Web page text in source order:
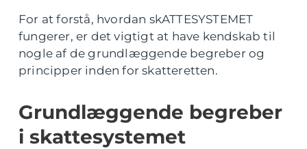
For at forstå, hvordan skATTESYSTEMET
fungerer, er det vigtigt at have kendskab til
nogle af de grundlæggende begreber og
principper inden for skatteretten.
Grundlæggende begreber
i skattesystemet